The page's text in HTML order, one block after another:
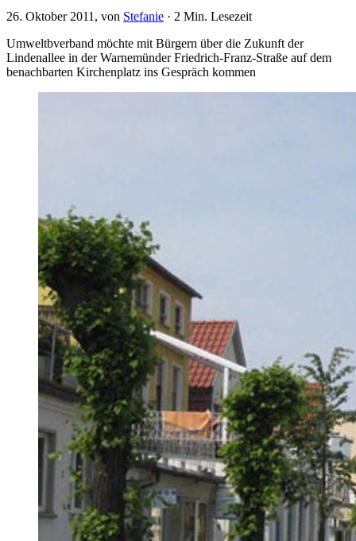
26. Oktober 2011 , von Stefanie · 2 Min. Lesezeit
Umweltbverband möchte mit Bürgern über die Zukunft der
Lindenallee in der Warnemünder Friedrich-Franz-Straße auf dem
benachbarten Kirchenplatz ins Gespräch kommen